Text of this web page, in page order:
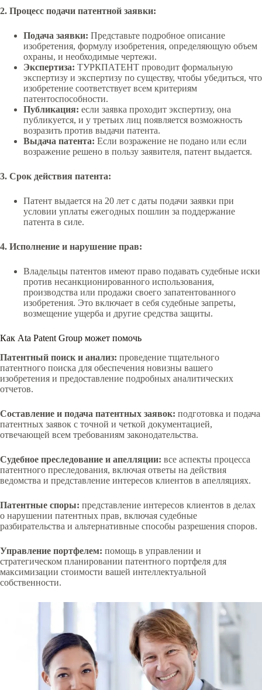
2. Процесс подачи патентной заявки:
Подача заявки: Представьте подробное описание
изобретения, формулу изобретения, определяющую объем
охраны, и необходимые чертежи.
Экспертиза: ТУРКПАТЕНТ проводит формальную
экспертизу и экспертизу по существу, чтобы убедиться, что
изобретение соответствует всем критериям
патентоспособности.
Публикация: если заявка проходит экспертизу, она
публикуется, и у третьих лиц появляется возможность
возразить против выдачи патента.
Выдача патента: Если возражение не подано или если
возражение решено в пользу заявителя, патент выдается.
3. Срок действия патента:
Патент выдается на 20 лет с даты подачи заявки при
условии уплаты ежегодных пошлин за поддержание
патента в силе.
4. Исполнение и нарушение прав:
Владельцы патентов имеют право подавать судебные иски
против несанкционированного использования,
производства или продажи своего запатентованного
изобретения. Это включает в себя судебные запреты,
возмещение ущерба и другие средства защиты.
Как Ata Patent Group может помочь
Патентный поиск и анализ: проведение тщательного
патентного поиска для обеспечения новизны вашего
изобретения и предоставление подробных аналитических
отчетов.
Составление и подача патентных заявок: подготовка и подача
патентных заявок с точной и четкой документацией,
отвечающей всем требованиям законодательства.
Судебное преследование и апелляции: все аспекты процесса
патентного преследования, включая ответы на действия
ведомства и представление интересов клиентов в апелляциях.
Патентные споры: представление интересов клиентов в делах
о нарушении патентных прав, включая судебные
разбирательства и альтернативные способы разрешения споров.
Управление портфелем: помощь в управлении и
стратегическом планировании патентного портфеля для
максимизации стоимости вашей интеллектуальной
собственности.